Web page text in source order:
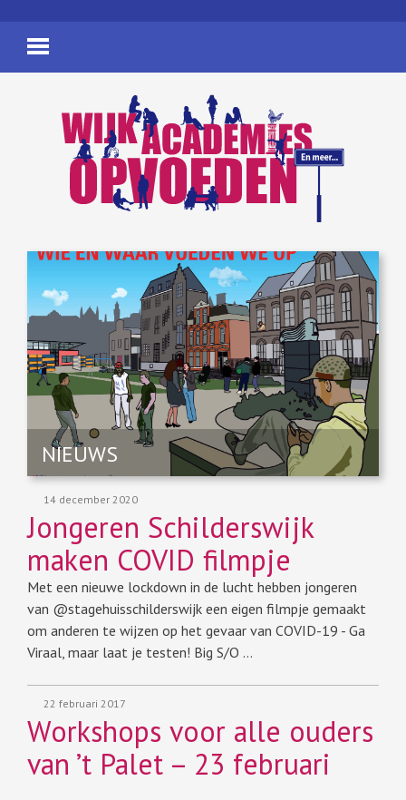
NIEUWS
14 december 2020
Jongeren Schilderswijk
maken COVID filmpje
Met een nieuwe lockdown in de lucht hebben jongeren
van @stagehuisschilderswijk een eigen filmpje gemaakt
om anderen te wijzen op het gevaar van COVID-19 - Ga
Viraal, maar laat je testen! Big S/O …
22 februari 2017
Workshops voor alle ouders
van ’t Palet – 23 februari